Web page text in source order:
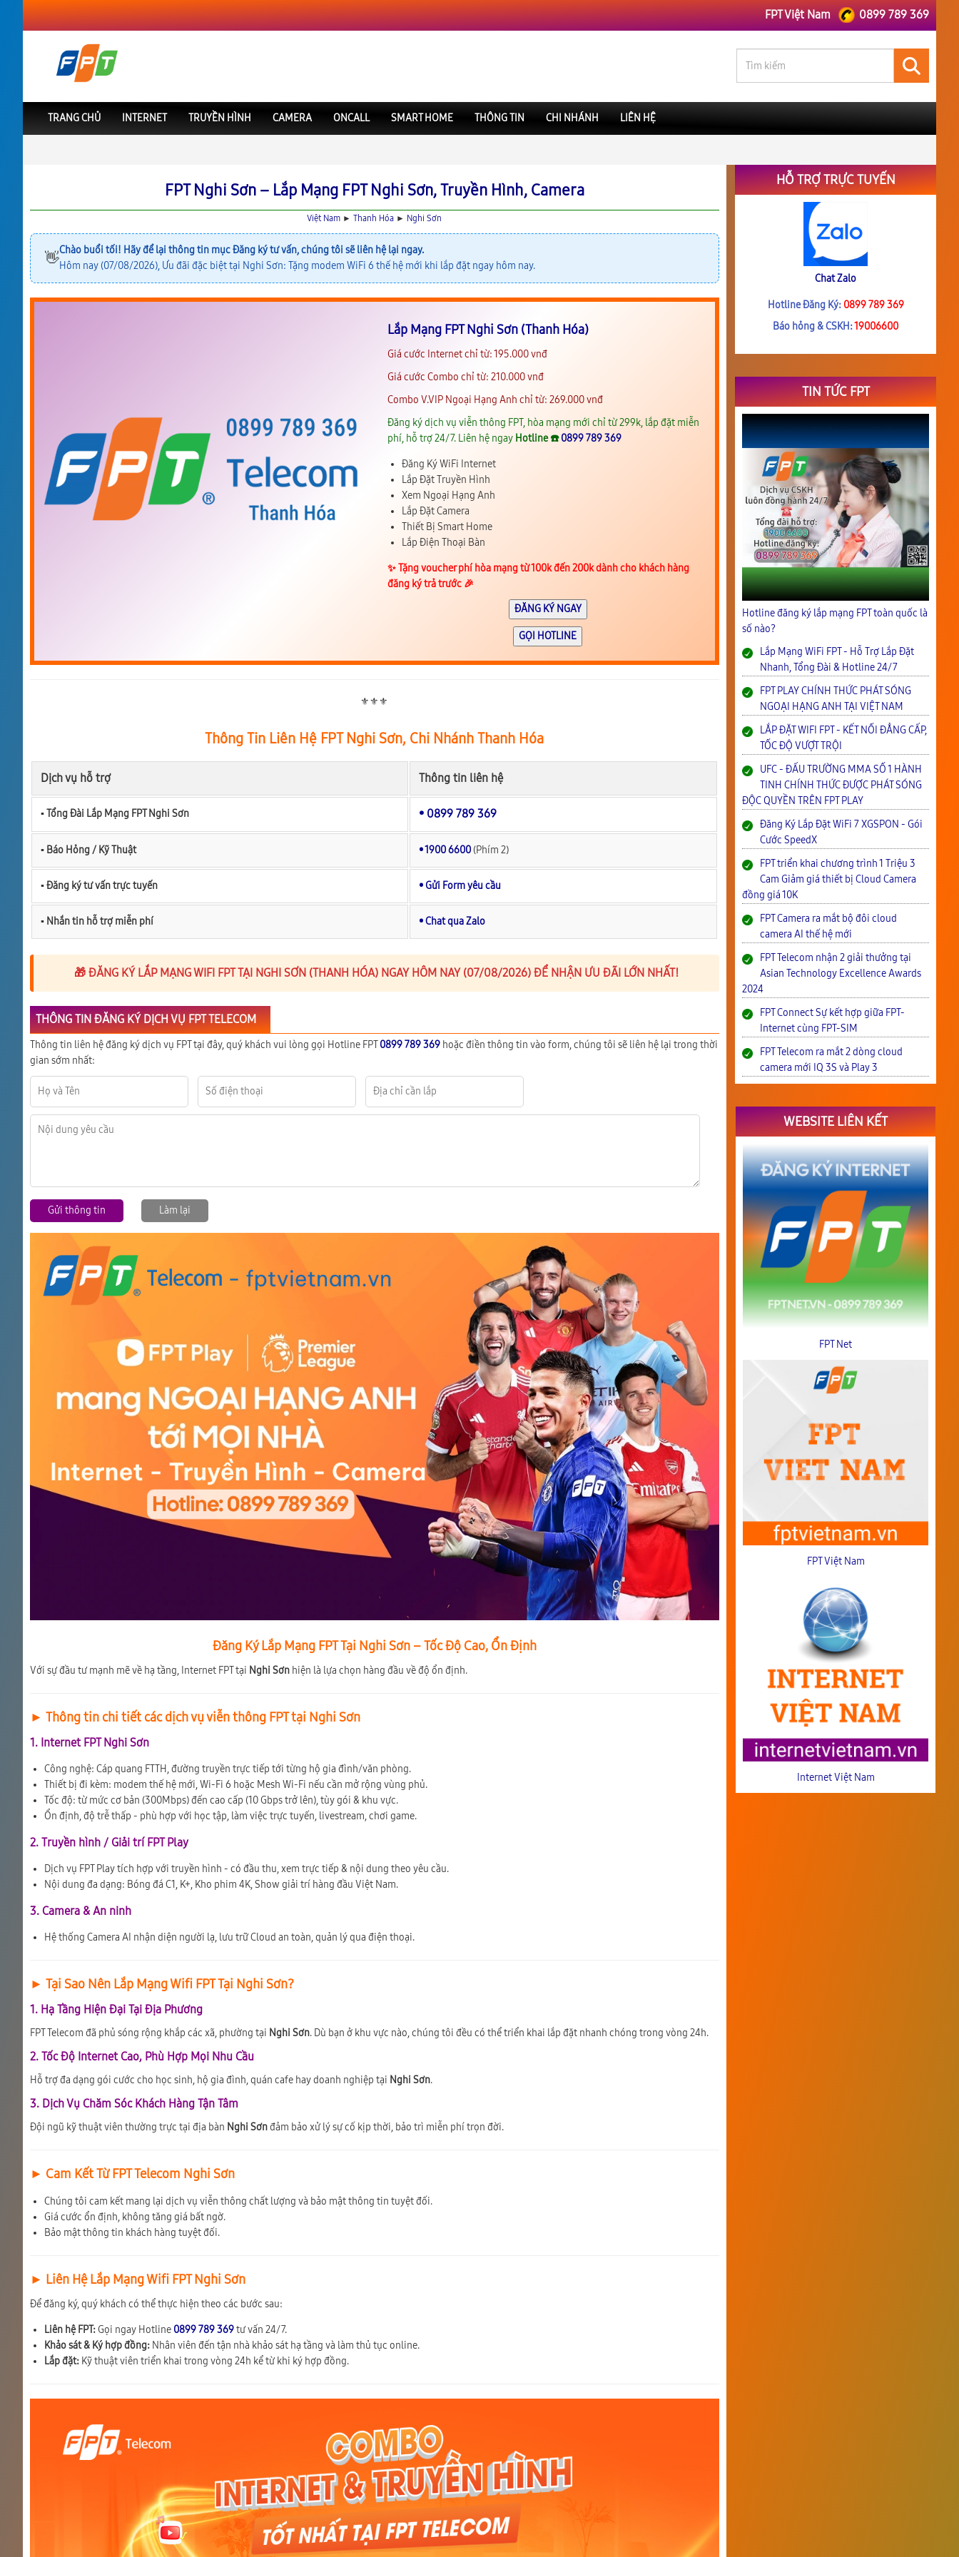
FPT Việt Nam 0899 789 369
TRANG CHỦ INTERNET TRUYỀN HÌNH CAMERA ONCALL SMART HOME THÔNG TIN CHI NHÁNH LIÊN HỆ
FPT Nghi Sơn – Lắp Mạng FPT Nghi Sơn, Truyền Hình, Camera
Việt Nam ►Thanh Hóa ► Nghi Sơn
👋Chào buổi tối! Hãy để lại thông tin mụcĐăng ký tư vấn, chúng tôi sẽ liên hệ lại ngay.
Hôm nay (07/08/2026), Ưu đãi đặc biệt tại Nghi Sơn: Tặng modem WiFi 6 thế hệ mới khi lắp đặt ngay hôm nay.
Lắp Mạng FPT Nghi Sơn (Thanh Hóa)
Giá cước Internet chỉ từ: 195.000 vnđ
Giá cước Combo chỉ từ: 210.000 vnđ
Combo V.VIP Ngoại Hạng Anh chỉ từ: 269.000 vnđ
Đăng ký dịch vụ viễn thông FPT, hòa mạng mới chỉ từ 299k, lắp đặt miễn
phí, hỗ trợ 24/7. Liên hệ ngay Hotline ☎️0899 789 369
Đăng Ký WiFi Internet
Lắp Đặt Truyền Hình
Xem Ngoại Hạng Anh
Lắp Đặt Camera
Thiết Bị Smart Home
Lắp Điện Thoại Bàn
✨️ Tặng voucher phí hòa mạng từ 100k đến 200k dành cho khách hàng
đăng ký trả trước 🎉
ĐĂNG KÝ NGAY
GỌI HOTLINE
⚜️⚜️⚜️
Thông Tin Liên Hệ FPT Nghi Sơn, Chi Nhánh Thanh Hóa
Dịch vụ hỗ trợ Thông tin liên hệ
▪︎ Tổng Đài Lắp Mạng FPT Nghi Sơn • 0899 789 369
▪︎ Báo Hỏng / Kỹ Thuật • 1900 6600 (Phím 2)
▪︎ Đăng ký tư vấn trực tuyến • Gửi Form yêu cầu
▪︎ Nhắn tin hỗ trợ miễn phí • Chat qua Zalo
🎁 ĐĂNG KÝ LẮP MẠNG WIFI FPT TẠI NGHI SƠN (THANH HÓA) NGAY HÔM NAY (07/08/2026) ĐỂ NHẬN ƯU ĐÃI LỚN NHẤT!
THÔNG TIN ĐĂNG KÝ DỊCH VỤ FPT TELECOM
Thông tin liên hệ đăng ký dịch vụ FPT tại đây, quý khách vui lòng gọi Hotline FPT0899 789 369 hoặc điền thông tin vào form, chúng tôi sẽ liên hệ lại trong thời
gian sớm nhất:
Gửi thông tin Làm lại
Đăng Ký Lắp Mạng FPT Tại Nghi Sơn – Tốc Độ Cao, Ổn Định
Với sự đầu tư mạnh mẽ về hạ tầng, Internet FPT tại Nghi Sơn hiện là lựa chọn hàng đầu về độ ổn định.
► Thông tin chi tiết các dịch vụ viễn thông FPT tại Nghi Sơn
1. Internet FPT Nghi Sơn
Công nghệ: Cáp quang FTTH, đường truyền trực tiếp tới từng hộ gia đình/văn phòng.
Thiết bị đi kèm: modem thế hệ mới, Wi-Fi 6 hoặc Mesh Wi-Fi nếu cần mở rộng vùng phủ.
Tốc độ: từ mức cơ bản (300Mbps) đến cao cấp (10 Gbps trở lên), tùy gói & khu vực.
Ổn định, độ trễ thấp - phù hợp với học tập, làm việc trực tuyến, livestream, chơi game.
2. Truyền hình / Giải trí FPT Play
Dịch vụ FPT Play tích hợp với truyền hình - có đầu thu, xem trực tiếp & nội dung theo yêu cầu.
Nội dung đa dạng: Bóng đá C1, K+, Kho phim 4K, Show giải trí hàng đầu Việt Nam.
3. Camera & An ninh
Hệ thống Camera AI nhận diện người lạ, lưu trữ Cloud an toàn, quản lý qua điện thoại.
► Tại Sao Nên Lắp Mạng Wifi FPT Tại Nghi Sơn?
1. Hạ Tầng Hiện Đại Tại Địa Phương
FPT Telecom đã phủ sóng rộng khắp các xã, phường tại Nghi Sơn. Dù bạn ở khu vực nào, chúng tôi đều có thể triển khai lắp đặt nhanh chóng trong vòng 24h.
2. Tốc Độ Internet Cao, Phù Hợp Mọi Nhu Cầu
Hỗ trợ đa dạng gói cước cho học sinh, hộ gia đình, quán cafe hay doanh nghiệp tại Nghi Sơn.
3. Dịch Vụ Chăm Sóc Khách Hàng Tận Tâm
Đội ngũ kỹ thuật viên thường trực tại địa bàn Nghi Sơnđảm bảo xử lý sự cố kịp thời, bảo trì miễn phí trọn đời.
► Cam Kết Từ FPT Telecom Nghi Sơn
Chúng tôi cam kết mang lại dịch vụ viễn thông chất lượng và bảo mật thông tin tuyệt đối.
Giá cước ổn định, không tăng giá bất ngờ.
Bảo mật thông tin khách hàng tuyệt đối.
► Liên Hệ Lắp Mạng Wifi FPT Nghi Sơn
Để đăng ký, quý khách có thể thực hiện theo các bước sau:
Liên hệ FPT: Gọi ngay Hotline 0899 789 369tư vấn 24/7.
Khảo sát & Ký hợp đồng: Nhân viên đến tận nhà khảo sát hạ tầng và làm thủ tục online.
Lắp đặt: Kỹ thuật viên triển khai trong vòng 24h kể từ khi ký hợp đồng.
HỖ TRỢ TRỰC TUYẾN
Chat Zalo
Hotline Đăng Ký: 0899 789 369
Báo hỏng & CSKH:19006600
TIN TỨC FPT
Hotline đăng ký lắp mạng FPT toàn quốc là
số nào?
Lắp Mạng WiFi FPT - Hỗ Trợ Lắp Đặt
Nhanh, Tổng Đài & Hotline 24/7
FPT PLAY CHÍNH THỨC PHÁT SÓNG
NGOẠI HẠNG ANH TẠI VIỆT NAM
LẮP ĐẶT WIFI FPT - KẾT NỐI ĐẲNG CẤP,
TỐC ĐỘ VƯỢT TRỘI
UFC - ĐẤU TRƯỜNG MMA SỐ 1 HÀNH
TINH CHÍNH THỨC ĐƯỢC PHÁT SÓNG
ĐỘC QUYỀN TRÊN FPT PLAY
Đăng Ký Lắp Đặt WiFi 7 XGSPON - Gói
Cước SpeedX
FPT triển khai chương trình 1 Triệu 3
Cam Giảm giá thiết bị Cloud Camera
đồng giá 10K
FPT Camera ra mắt bộ đôi cloud
camera AI thế hệ mới
FPT Telecom nhận 2 giải thưởng tại
Asian Technology Excellence Awards
2024
FPT Connect Sự kết hợp giữa FPT-
Internet cùng FPT-SIM
FPT Telecom ra mắt 2 dòng cloud
camera mới IQ 3S và Play 3
WEBSITE LIÊN KẾT
FPT Net
FPT Việt Nam
Internet Việt Nam